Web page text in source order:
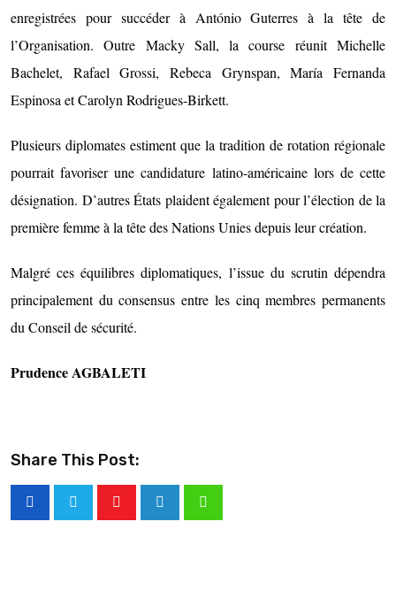
enregistrées pour succéder à António Guterres à la tête de
l’Organisation. Outre Macky Sall, la course réunit Michelle
Bachelet, Rafael Grossi, Rebeca Grynspan, María Fernanda
Espinosa et Carolyn Rodrigues-Birkett.
Plusieurs diplomates estiment que la tradition de rotation régionale
pourrait favoriser une candidature latino-américaine lors de cette
désignation. D’autres États plaident également pour l’élection de la
première femme à la tête des Nations Unies depuis leur création.
Malgré ces équilibres diplomatiques, l’issue du scrutin dépendra
principalement du consensus entre les cinq membres permanents
du Conseil de sécurité.
Prudence AGBALETI
Share This Post: